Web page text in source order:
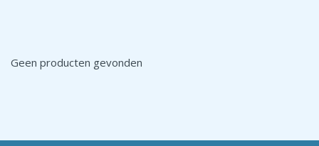
Geen producten gevonden